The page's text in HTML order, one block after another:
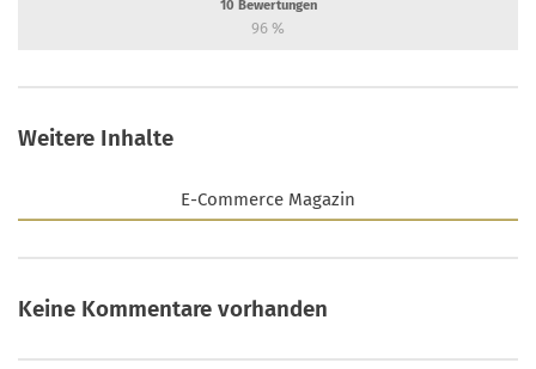
10 Bewertungen
96 %
Weitere Inhalte
E-Commerce Magazin
Keine Kommentare vorhanden